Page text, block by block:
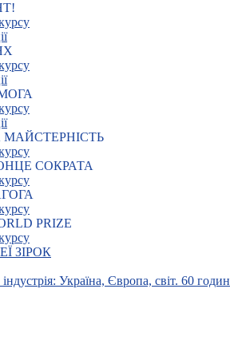
МАЙСТЕРНІСТЬ
СОКРАТА
PRIZE
ЗІРОК
Україна, Європа, світ. 60 годин